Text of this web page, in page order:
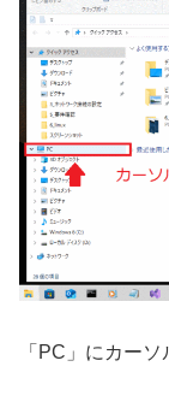
「PC」にカー